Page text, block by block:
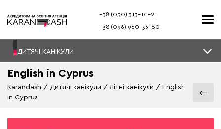
+38 (050) 313–10-21
+38 (096) 960–36-80
ДИТЯЧІ КАНІКУЛИ
English in Cyprus
Karandash Дитячі канікули Літні канікули
English
in Cyprus